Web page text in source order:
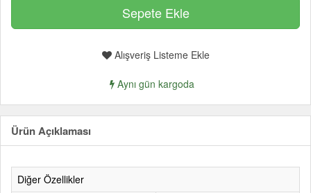
Alışveriş Listeme Ekle
Aynı gün kargoda
Ürün Açıklaması
Diğer Özellikler